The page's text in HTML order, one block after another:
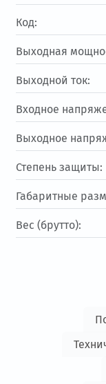
Код:
Выходная
Выходной ток:
Входное
Выходное
Степень защиты:
Габаритные
Вес (брутто):